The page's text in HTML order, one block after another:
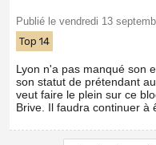
Publié le vendredi 13
Top 14
Lyon n'a pas manqué son
son statut de prétendant
veut faire le plein sur ce
Brive. Il faudra continuer à